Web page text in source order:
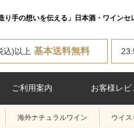
り手の想いを伝える」日本酒・ワインセ
込)以上 基本送料無料
ご利用案内 お客様レビ
海外ナチュラルワイン ウイス